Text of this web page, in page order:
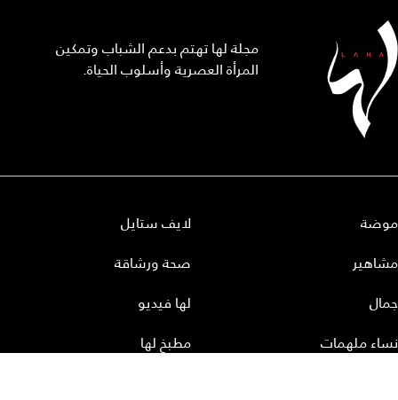
مجلة لها تهتم بدعم الشباب وتمكين
المرأة العصرية وأسلوب الحياة.
موضة
مشاهير
جمال
نساء ملهمات
لايف ستايل
صحة ورشاقة
لها فيديو
مطبخ لها